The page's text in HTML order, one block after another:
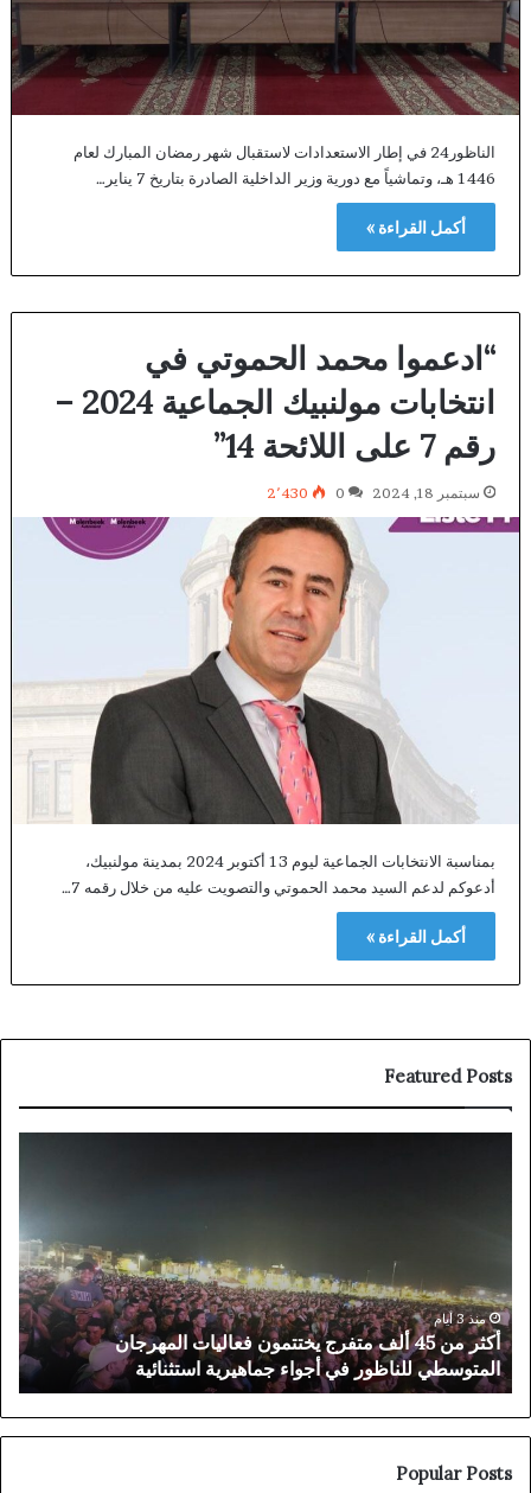
الناظور24 في إطار الاستعدادات لاستقبال شهر رمضان المبارك لعام
1446 هـ، وتماشياً مع دورية وزير الداخلية الصادرة بتاريخ 7 يناير…
أكمل القراءة »
“ادعموا محمد الحموتي في
انتخابات مولنبيك الجماعية 2024 –
رقم 7 على اللائحة 14”
سبتمبر 18, 2024 0 2٬430
بمناسبة الانتخابات الجماعية ليوم 13 أكتوبر 2024 بمدينة مولنبيك،
أدعوكم لدعم السيد محمد الحموتي والتصويت عليه من خلال رقمه 7…
أكمل القراءة »
Featured Posts
مرشحيه
بجهة
الشرق..
محمد
أبرشان
بالناظور
ومحمد
عليوي
بالدريوش
منذ 4 أيام
حزب الاتحاد الاشتراكي يحسم في مرشحيه بجهة الشرق..
محمد أبرشان بالناظور ومحمد عليوي بالدريوش
Popular Posts